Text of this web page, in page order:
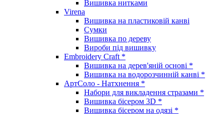
Вишивка нитками
Virena
Вишивка на пластиковій канві
Сумки
Вишивка по дереву
Вироби під вишивку
Embroidery Craft *
Вишивка на дерев'яній основі *
Вишивка на водорозчинній канві *
АртСоло - Натхнення *
Набори для викладення стразами *
Вишивка бісером 3D *
Вишивка бісером на одязі *